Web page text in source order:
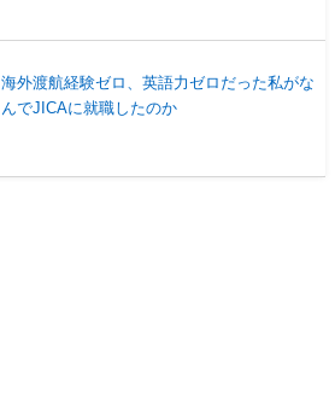
海外渡航経験ゼロ、英語力ゼロだった私がな
んでJICAに就職したのか